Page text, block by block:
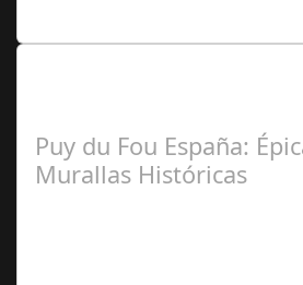
Puy du Fou España:
Murallas Históricas